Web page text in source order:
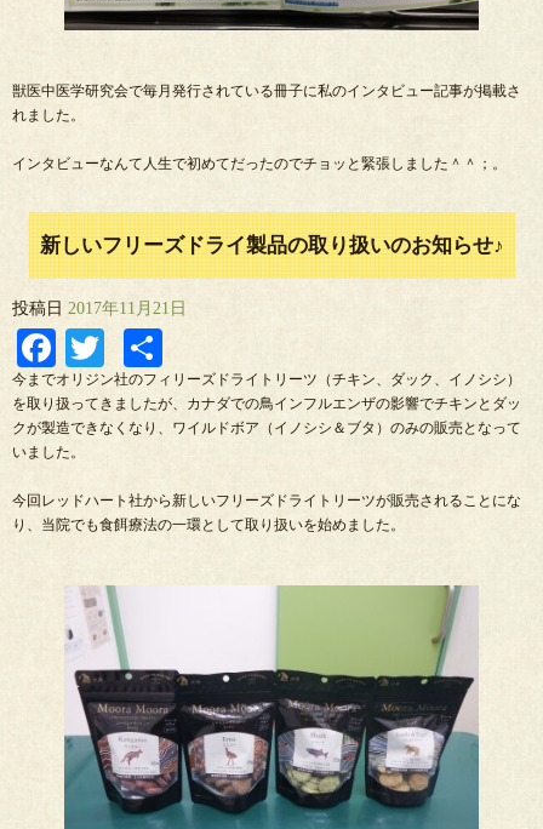
獣医中医学研究会で毎月発行されている冊子に私のインタビュー記事が掲載さ
れました。
インタビューなんて人生で初めてだったのでチョッと緊張しました＾＾；。
新しいフリーズドライ製品の取り扱いのお知らせ♪
投稿日 2017年11月21日
Facebook
Twitter
有
今までオリジン社のフィリーズドライトリーツ（チキン、ダック、イノシシ）
を取り扱ってきましたが、カナダでの鳥インフルエンザの影響でチキンとダッ
クが製造できなくなり、ワイルドボア（イノシシ＆ブタ）のみの販売となって
いました。
今回レッドハート社から新しいフリーズドライトリーツが販売されることにな
り、当院でも食餌療法の一環として取り扱いを始めました。